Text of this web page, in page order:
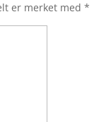
er merket med*